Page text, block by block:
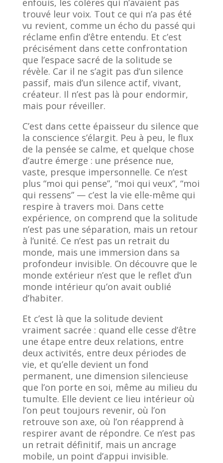
enfouis, les colères qui n’avaient pas
trouvé leur voix. Tout ce qui n’a pas été
vu revient, comme un écho du passé qui
réclame enfin d’être entendu. Et c’est
précisément dans cette confrontation
que l’espace sacré de la solitude se
révèle. Car il ne s’agit pas d’un silence
passif, mais d’un silence actif, vivant,
créateur. Il n’est pas là pour endormir,
mais pour réveiller.
C’est dans cette épaisseur du silence que
la conscience s’élargit. Peu à peu, le flux
de la pensée se calme, et quelque chose
d’autre émerge : une présence nue,
vaste, presque impersonnelle. Ce n’est
plus “moi qui pense”, “moi qui veux”, “moi
qui ressens” — c’est la vie elle-même qui
respire à travers moi. Dans cette
expérience, on comprend que la solitude
n’est pas une séparation, mais un retour
à l’unité. Ce n’est pas un retrait du
monde, mais une immersion dans sa
profondeur invisible. On découvre que le
monde extérieur n’est que le reflet d’un
monde intérieur qu’on avait oublié
d’habiter.
Et c’est là que la solitude devient
vraiment sacrée : quand elle cesse d’être
une étape entre deux relations, entre
deux activités, entre deux périodes de
vie, et qu’elle devient un fond
permanent, une dimension silencieuse
que l’on porte en soi, même au milieu du
tumulte. Elle devient ce lieu intérieur où
l’on peut toujours revenir, où l’on
retrouve son axe, où l’on réapprend à
respirer avant de répondre. Ce n’est pas
un retrait définitif, mais un ancrage
mobile, un point d’appui invisible.